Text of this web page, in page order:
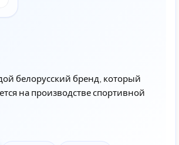
белорусский бренд, который
на производстве спортивной